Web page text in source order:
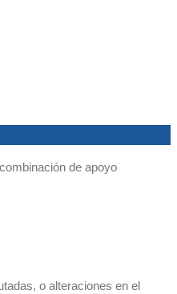
de apoyo
o alteraciones en el